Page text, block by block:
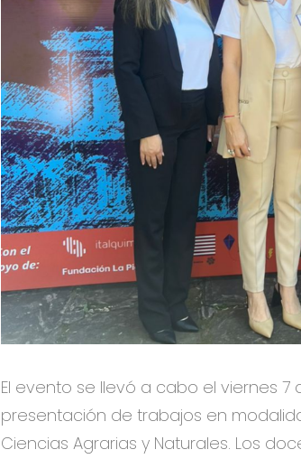
El evento se llevó a cabo el viernes
presentación de trabajos en
Ciencias Agrarias y Naturales. Los